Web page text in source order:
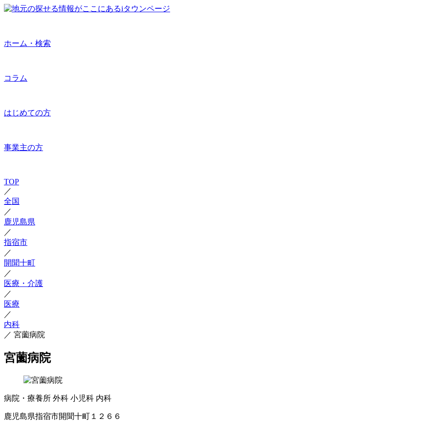
ホーム・検索
コラム
はじめての方
事業主の方
TOP
／
全国
／
鹿児島県
／
指宿市
／
開聞十町
／
医療・介護
／
医療
／
内科
／ 宮薗病院
宮薗病院
病院・療養所 外科 小児科 内科
鹿児島県指宿市開聞十町１２６６